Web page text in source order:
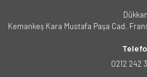
Kemankeş Kara Mustafa Paşa Cad.
0212 242